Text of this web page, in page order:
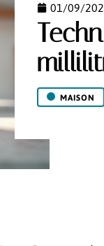
01/09/
MAISON